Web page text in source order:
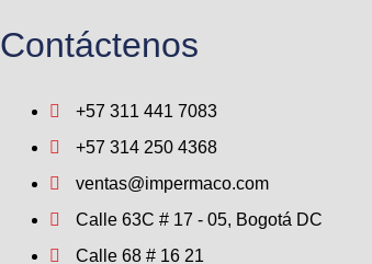
Contáctenos
+57 311 441 7083
+57 314 250 4368
ventas@impermaco.com
Calle 63C # 17 - 05, Bogotá DC
Calle 68 # 16 21